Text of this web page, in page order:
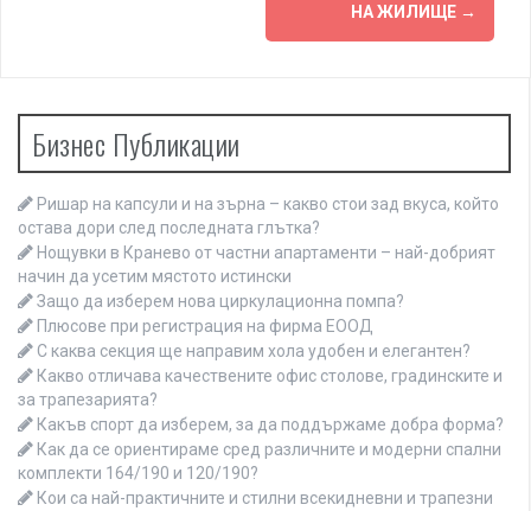
НА ЖИЛИЩЕ →
Бизнес Публикации
Ришар на капсули и на зърна – какво стои зад вкуса, който
остава дори след последната глътка?
Нощувки в Кранево от частни апартаменти – най-добрият
начин да усетим мястото истински
Защо да изберем нова циркулационна помпа?
Плюсове при регистрация на фирма ЕООД
С каква секция ще направим хола удобен и елегантен?
Какво отличава качествените офис столове, градинските и
за трапезарията?
Какъв спорт да изберем, за да поддържаме добра форма?
Как да се ориентираме сред различните и модерни спални
комплекти 164/190 и 120/190?
Кои са най-практичните и стилни всекидневни и трапезни